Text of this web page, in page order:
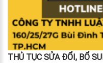
THỦ TỤC SỬA ĐỔI, BỔ